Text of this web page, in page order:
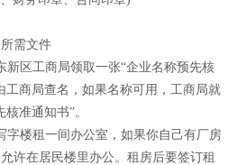
需文件
新区工商局领取一张“企业名称预先核
工商局查名，如果名称可用，工商局就
准通知书”。
字楼租一间办公室，如果你自己有厂房
许在居民楼里办公。租房后要签订租